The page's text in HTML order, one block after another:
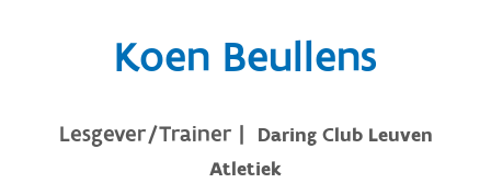
Koen Beullens
Lesgever/Trainer |
Daring Club Leuven
Atletiek